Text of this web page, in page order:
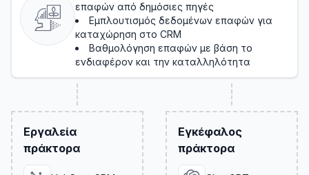
επαφών από δημόσιες πηγές
Εμπλουτισμός δεδομένων επαφών για
καταχώρηση στο CRM
Βαθμολόγηση επαφών με βάση το
ενδιαφέρον και την καταλληλότητα
Εργαλεία
πράκτορα
Εγκέφαλος
πράκτορα